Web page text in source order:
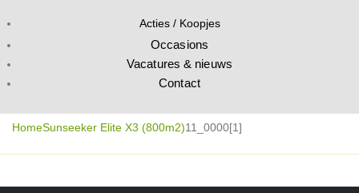
Acties / Koopjes
Occasions
Vacatures & nieuws
Contact
HomeSunseeker Elite X3 (800m2)11_0000[1]